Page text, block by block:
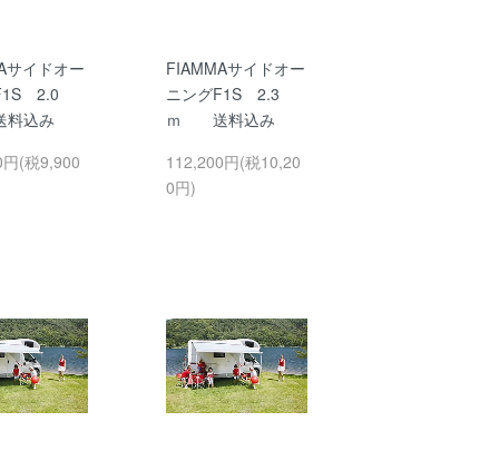
サイドオー
2.0
込み
(税9,900
FIAMMAサイドオー
ニングF1S 2.3
ｍ 送料込み
112,200円(税10,20
0円)